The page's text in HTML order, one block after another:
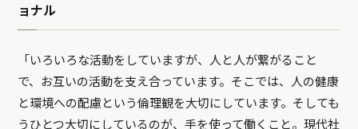
ョナル
「いろいろな活動をしていますが、人と人が繋がること
で、お互いの活動を支え合っています。そこでは、人の健康
と環境への配慮という倫理観を大切にしています。そしても
うひとつ大切にしているのが、手を使って働くこと。現代社